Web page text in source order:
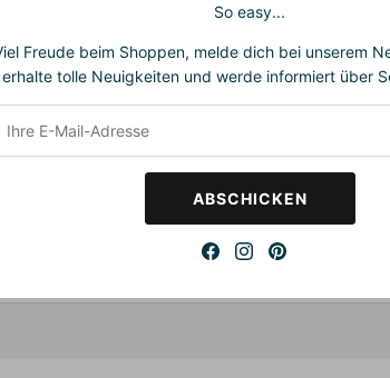
Teil unseres BEACH Clubs und genieße exklusive
So easy...
Freude beim Shoppen, melde dich bei unserem
erhalte tolle Neuigkeiten und werde informiert über
ABSCHICKEN